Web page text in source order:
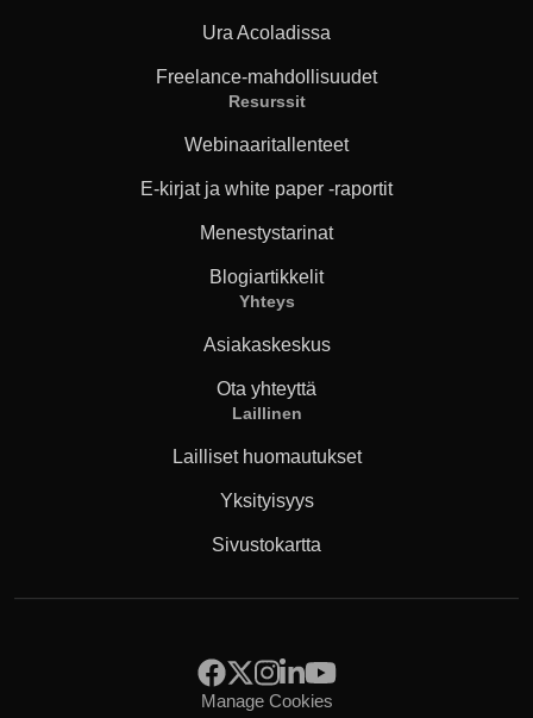
Ura Acoladissa
Freelance-mahdollisuudet
Resurssit
Webinaaritallenteet
E-kirjat ja white paper -raportit
Menestystarinat
Blogiartikkelit
Yhteys
Asiakaskeskus
Ota yhteyttä
Laillinen
Lailliset huomautukset
Yksityisyys
Sivustokartta
Manage Cookies